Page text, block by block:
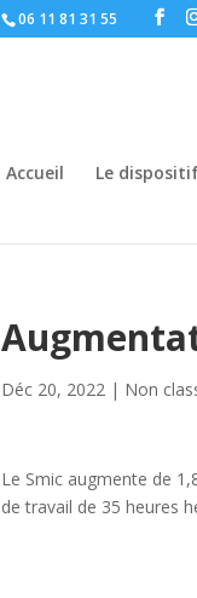
06 11 81 31 55
Accueil Le
Déc 20, 2022 | Non
Le Smic augmente de
de travail de 35 heures